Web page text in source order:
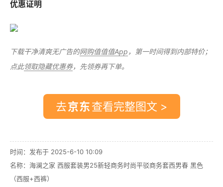
优惠证明
下载干净清爽无广告的网购值值值App ，第一时间得到内部特价；
点此领取隐藏优惠券，先领券再下单。
去 查看完整图文 >
时间：发布于 2025-6-10 10:09
名称： 海澜之家 西服套装男25新轻商务时尚平驳商务套西男春 黑色
（西服+西裤）